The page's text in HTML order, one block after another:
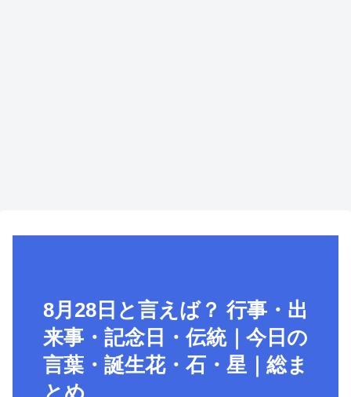
8月28日と言えば？ 行事・出
来事・記念日・伝統｜今日の
言葉・誕生花・石・星｜総ま
とめ